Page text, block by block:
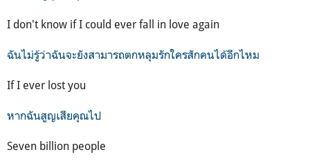
I don't know if I could ever fall in love again
ฉันไม่รู้ว่าฉันจะยังสามารถตกหลุมรักใครสักคนได้อีกไหม
If I ever lost you
หากฉันสูญเสียคุณไป
Seven billion people